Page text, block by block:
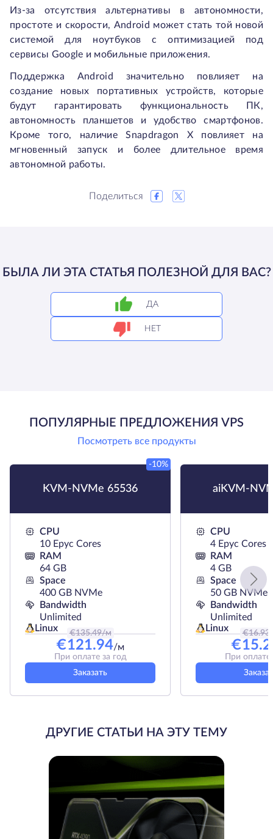
Из-за отсутствия альтернативы в автономности,
простоте и скорости, Android может стать той новой
системой для ноутбуков с оптимизацией под
сервисы Google и мобильные приложения.
Поддержка Android значительно повлияет на
создание новых портативных устройств, которые
будут гарантировать функциональность ПК,
автономность планшетов и удобство смартфонов.
Кроме того, наличие Snapdragon X повлияет на
мгновенный запуск и более длительное время
автономной работы.
Поделиться
БЫЛА ЛИ ЭТА СТАТЬЯ ПОЛЕЗНОЙ ДЛЯ ВАС?
ДА
НЕТ
ПОПУЛЯРНЫЕ ПРЕДЛОЖЕНИЯ VPS
Посмотреть все продукты
KVM-NVMe 65536
-10%
CPU
10 Epyc Cores
RAM
64 GB
Space
400 GB NVMe
Bandwidth
Unlimited
Linux
€135.49/м
€121.94/м
При оплате за год
Заказать
aiKVM-
CPU
4 Epyc Cores
RAM
4 GB
Space
50 GB NVMe
Bandwidth
Unlimited
Linux
€16.93
€
При оплате
ДРУГИЕ СТАТЬИ НА ЭТУ ТЕМУ